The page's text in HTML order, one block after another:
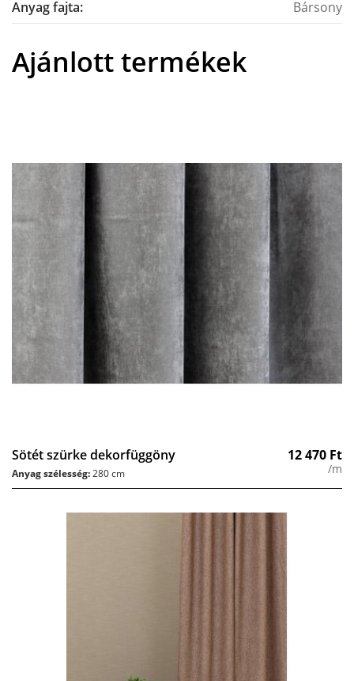
Anyag fajta:
Bársony
Ajánlott termékek
Sötét szürke dekorfüggöny 12 470 Ft
/m
Anyag szélesség:280 cm